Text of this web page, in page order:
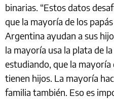
binarias. “Estos datos
que la mayoría de los
Argentina ayudan a sus
la mayoría usa la plata de
estudiando, que la
tienen hijos. La mayoría
familia también. Eso es